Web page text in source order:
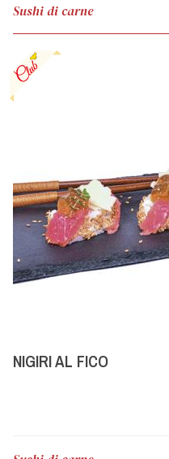
Sushi di carne
NIGIRI AL FICO